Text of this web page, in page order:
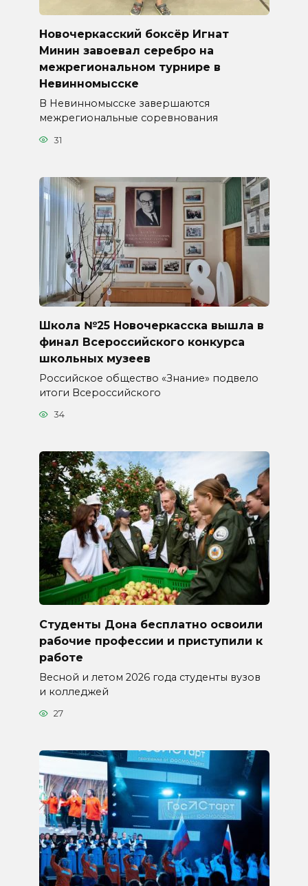
Новочеркасский боксёр Игнат
Минин завоевал серебро на
межрегиональном турнире в
Невинномысске
В Невинномысске завершаются
межрегиональные соревнования
31
Школа №25 Новочеркасска вышла в
финал Всероссийского конкурса
школьных музеев
Российское общество «Знание» подвело
итоги Всероссийского
34
Студенты Дона бесплатно освоили
рабочие профессии и приступили к
работе
Весной и летом 2026 года студенты вузов
и колледжей
27